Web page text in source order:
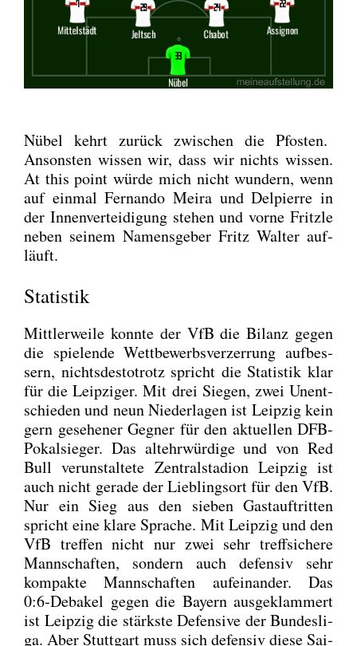
Nübel kehrt zurück zwi­schen die Pfos­ten.
Ansons­ten wis­sen wir, dass wir nichts wis­sen.
At this point wür­de mich nicht wun­dern, wenn
auf ein­mal Fer­nan­do Mei­ra und Del­pierre in
der Innen­ver­tei­di­gung ste­hen und vor­ne Fritz­le
neben sei­nem Namens­ge­ber Fritz Wal­ter auf­
läuft.
Statistik
Mitt­ler­wei­le konn­te der VfB die Bilanz gegen
die spie­len­de Wett­be­werbs­ver­zer­rung auf­bes­
sern, nichts­des­to­trotz spricht die Sta­tis­tik klar
für die Leip­zi­ger. Mit drei Sie­gen, zwei Unent­
schie­den und neun Nie­der­la­gen ist Leip­zig kein
gern gese­he­ner Geg­ner für den aktu­el­len DFB-
Pokal­sie­ger. Das alt­ehr­wür­di­ge und von Red
Bull ver­un­stal­te­te Zen­tral­sta­di­on Leip­zig ist
auch nicht gera­de der Lieb­lings­ort für den VfB.
Nur ein Sieg aus den sie­ben Gast­auf­trit­ten
spricht eine kla­re Spra­che. Mit Leip­zig und den
VfB tref­fen nicht nur zwei sehr treff­si­che­re
Mann­schaf­ten, son­dern auch defen­siv sehr
kom­pak­te Mann­schaf­ten auf­ein­an­der. Das
0:6‑Debakel gegen die Bay­ern aus­ge­klam­mert
ist Leip­zig die stärks­te Defen­si­ve der Bun­des­li­
ga. Aber Stutt­gart muss sich defen­siv die­se Sai­